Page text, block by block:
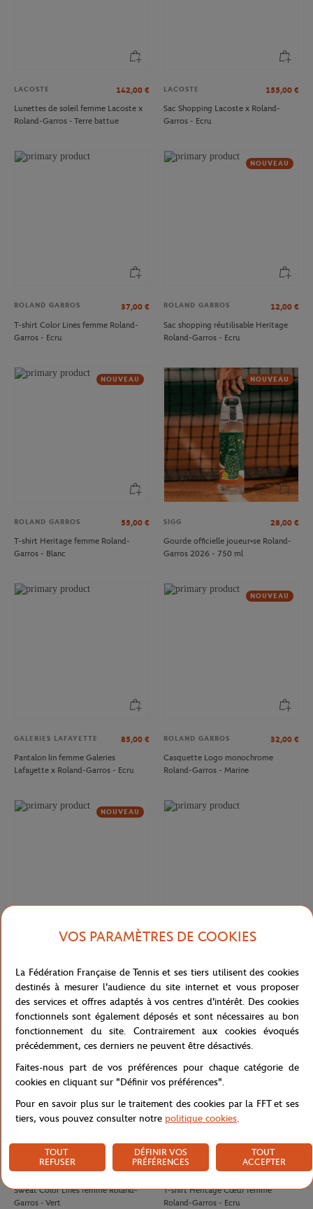
LACOSTE 142,00 €
Lunettes de soleil femme Lacoste x
Roland-Garros - Terre battue
LACOSTE 155,00 €
Sac Shopping Lacoste x Roland-
Garros - Ecru
ROLAND GARROS 37,00 €
T-shirt Color Lines femme Roland-
Garros - Ecru
NOUVEAU
ROLAND GARROS 12,00 €
Sac shopping réutilisable Heritage
Roland-Garros - Ecru
NOUVEAU
ROLAND GARROS 55,00 €
T-shirt Heritage femme Roland-
Garros - Blanc
NOUVEAU
SIGG 28,00 €
Gourde officielle joueur•se Roland-
Garros 2026 - 750 ml
GALERIES LAFAYETTE 85,00 €
Pantalon lin femme Galeries
Lafayette x Roland-Garros - Ecru
NOUVEAU
ROLAND GARROS 32,00 €
Casquette Logo monochrome
Roland-Garros - Marine
NOUVEAU
Drap de plage officiel joueur•se
Roland-Garros 2026 - Multicolor
T-shirt Chic femme Galeries
Lafayette x Roland-Garros - Blanc
ROLAND GARROS 75,00 €
Sweat Color Lines femme Roland-
Garros - Vert
NOUVEAU
ROLAND GARROS 37,00 €
T-shirt Heritage Cœur femme
Roland-Garros - Ecru
VOS PARAMÈTRES DE COOKIES
La Fédération Française de Tennis et ses tiers utilisent des cookies
destinés à mesurer l'audience du site internet et vous proposer
des services et offres adaptés à vos centres d'intérêt. Des cookies
fonctionnels sont également déposés et sont nécessaires au bon
fonctionnement du site. Contrairement aux cookies évoqués
précédemment, ces derniers ne peuvent être désactivés.
Faites-nous part de vos préférences pour chaque catégorie de
cookies en cliquant sur "Définir vos préférences".
Pour en savoir plus sur le traitement des cookies par la FFT et ses
tiers, vous pouvez consulter notre politique cookies.
TOUT
REFUSER
DÉFINIR VOS
PRÉFÉRENCES
TOUT
ACCEPTER